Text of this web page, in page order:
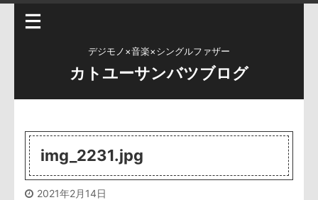
デジモノ×音楽×シングルファザー
カトユーサンバツブログ
img_2231.jpg
2021年2月14日